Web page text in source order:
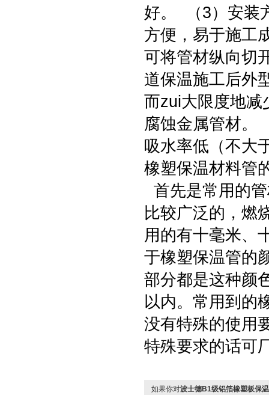
好。 （3）安装
方便，易于施工
可将管材纵向切
道保温施工后外
而zui大限度地减
腐蚀金属管材。
吸水率低（不大
橡塑保温材料管
首先是常用的
比较广泛的，燃
用的有十毫米、
于橡塑保温管的
部分都是这种颜
以内。常用到的
没有特殊的使用
特殊要求的话
如果你对波士德B1级铝箔橡塑板保